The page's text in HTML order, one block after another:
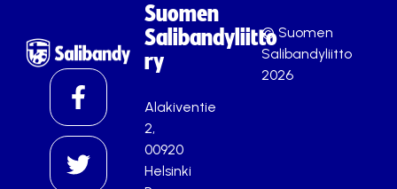
Suomen
Salibandyliitto
ry
Alakiventie
2,
00920
Helsinki
© Suomen
Salibandyliitto
2026